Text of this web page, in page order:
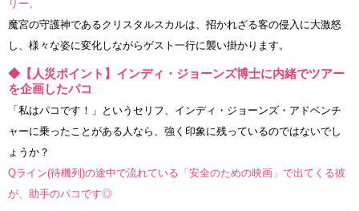
リー。
魔宮の守護神であるクリスタルスカルは、招かれざる客の侵入に大激怒
し、様々な姿に変化しながらゲスト一行に襲い掛かります。
◆【人災ポイント】インディ・ジョーンズ博士に内緒でツアー
を企画したパコ
「私はパコです！」というセリフ、インディ・ジョーンズ・アドベンチ
ャーに乗ったことがある人なら、強く印象に残っているのではないでし
ょうか？
Qライン(待機列)の途中で流れている「安全のための映画」で出てくる彼
が、助手のパコです◎